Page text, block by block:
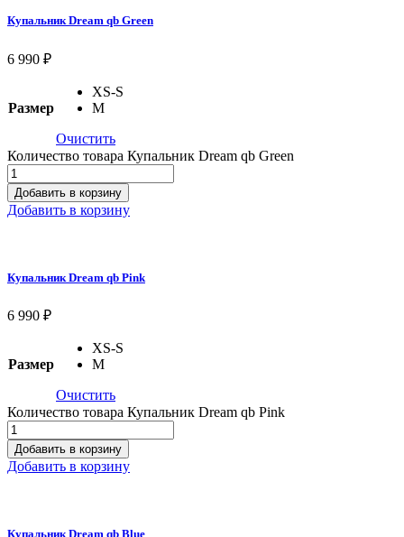
Купальник Dream qb Green
6 990 ₽
Размер
XS-S
M
Очистить
Количество товара Купальник Dream qb Green
Добавить в корзину
Добавить в корзину
Купальник Dream qb Pink
6 990 ₽
Размер
XS-S
M
Очистить
Количество товара Купальник Dream qb Pink
Добавить в корзину
Добавить в корзину
Купальник Dream qb Blue